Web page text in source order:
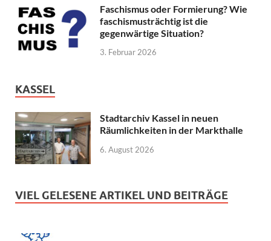
Faschismus oder Formierung? Wie
faschismusträchtig ist die
gegenwärtige Situation?
3. Februar 2026
KASSEL
Stadtarchiv Kassel in neuen
Räumlichkeiten in der Markthalle
6. August 2026
VIEL GELESENE ARTIKEL UND BEITRÄGE